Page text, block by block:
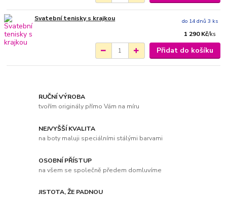
Svatební tenisky s krajkou
1 290 Kč/ks
do 14 dnů 3 ks
Přidat do košíku
RUČNÍ VÝROBA
tvořím originály přímo Vám na míru
NEJVYŠŠÍ KVALITA
na boty maluji speciálními stálými barvami
OSOBNÍ PŘÍSTUP
na všem se společně předem domluvíme
JISTOTA, ŽE PADNOU